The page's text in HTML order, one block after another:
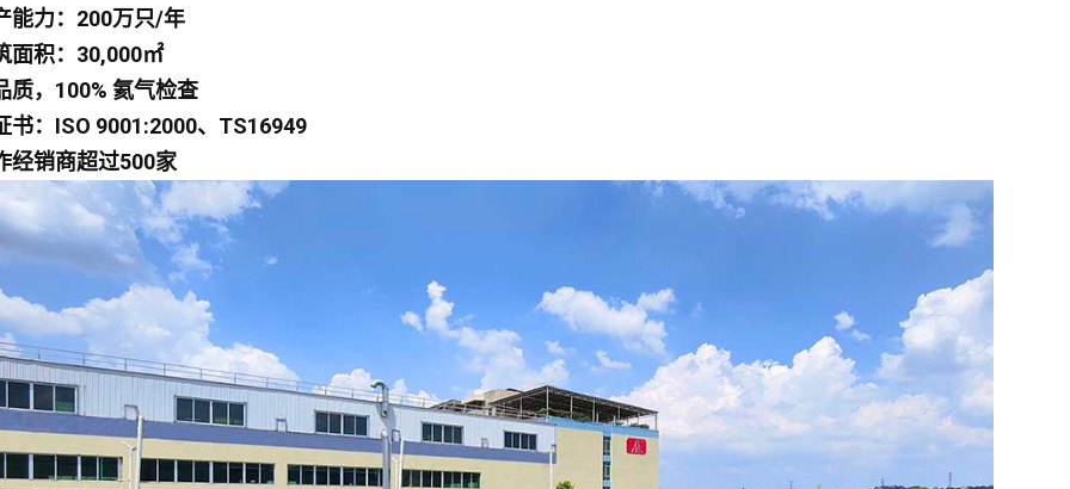
能力：200万只/年
面积：30,000㎡
质，100% 氦气检查
书：ISO 9001:2000、TS16949
经销商超过500家